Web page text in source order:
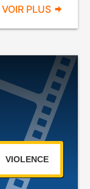
VOIR PLUS
VIOLENCE